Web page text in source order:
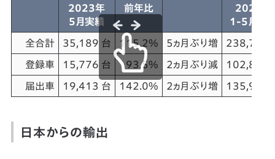
2023年
5月実績
前年比
2023年
1-5月累
全合計 35,189 台 115.2% 5ヵ月ぶり増 238,762
登録車 15,776 台 93.5% 2ヵ月ぶり減 102,819
届出車 19,413 台 142.0% 2ヵ月ぶり増 135,943
日本からの輸出